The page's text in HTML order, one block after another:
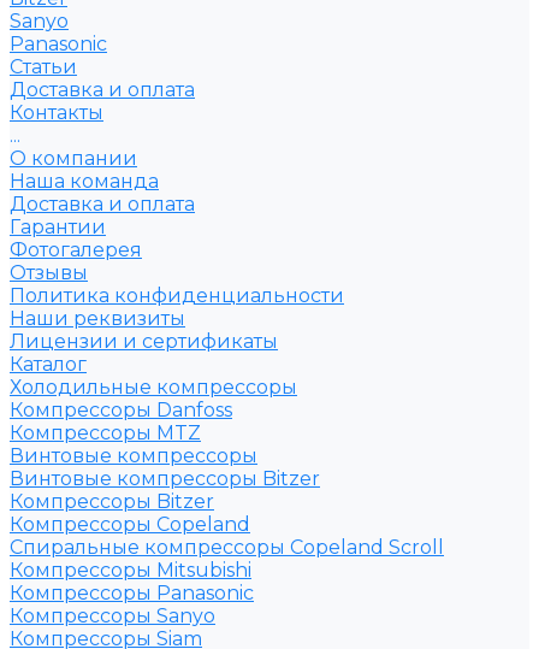
Sanyo
Рanasonic
Статьи
Доставка и оплата
Контакты
...
О компании
Наша команда
Доставка и оплата
Гарантии
Фотогалерея
Отзывы
Политика конфиденциальности
Наши реквизиты
Лицензии и сертификаты
Каталог
Холодильные компрессоры
Компрессоры Danfoss
Компрессоры MTZ
Винтовые компрессоры
Винтовые компрессоры Bitzer
Компрессоры Bitzer
Компрессоры Copeland
Спиральные компрессоры Copeland Scroll
Компрессоры Mitsubishi
Компрессоры Panasonic
Компрессоры Sanyo
Компрессоры Siam